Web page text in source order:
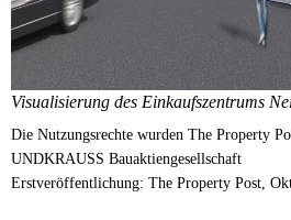
Visualisierung des Einkaufszentrums
Die Nutzungsrechte wurden The Property
UNDKRAUSS Bauaktiengesellschaft
Erstveröffentlichung: The Property Post,